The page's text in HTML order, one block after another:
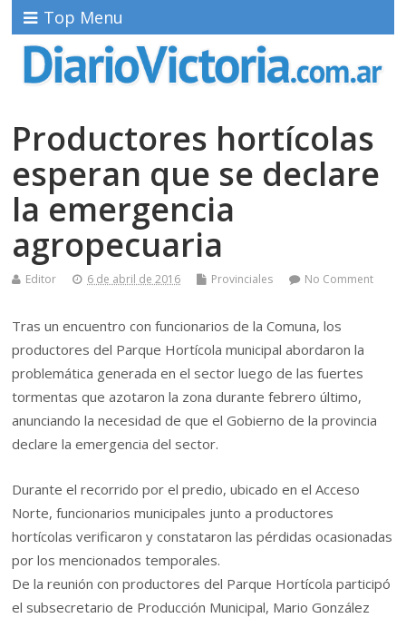
Top Menu
Productores hortícolas
esperan que se declare
la emergencia
agropecuaria
Editor 6 de abril de 2016 Provinciales No Comment
Tras un encuentro con funcionarios de la Comuna, los
productores del Parque Hortícola municipal abordaron la
problemática generada en el sector luego de las fuertes
tormentas que azotaron la zona durante febrero último,
anunciando la necesidad de que el Gobierno de la provincia
declare la emergencia del sector.
Durante el recorrido por el predio, ubicado en el Acceso
Norte, funcionarios municipales junto a productores
hortícolas verificaron y constataron las pérdidas ocasionadas
por los mencionados temporales.
De la reunión con productores del Parque Hortícola participó
el subsecretario de Producción Municipal, Mario González